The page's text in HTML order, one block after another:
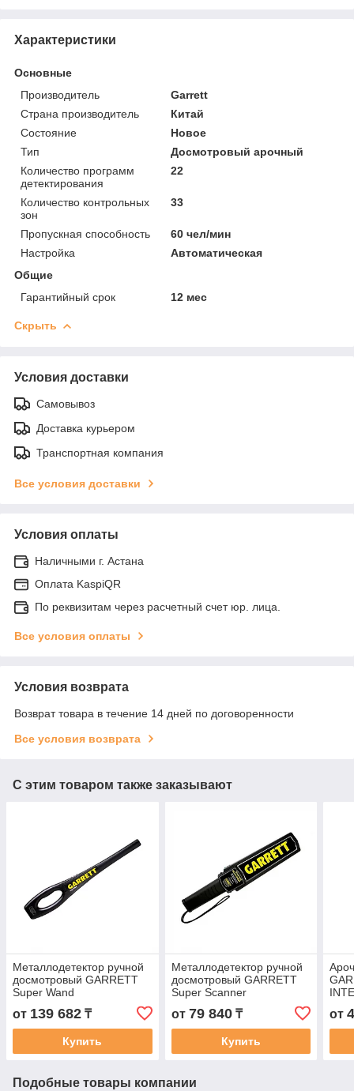
Характеристики
Основные
Производитель
Garrett
Страна производитель
Китай
Состояние
Новое
Тип
Досмотровый арочный
Количество программ
детектирования
22
Количество контрольных
зон
33
Пропускная способность
60 чел/мин
Настройка
Автоматическая
Общие
Гарантийный срок
12 мес
Скрыть
Условия доставки
Самовывоз
Доставка курьером
Транспортная компания
Все условия доставки
Условия оплаты
Наличными г. Астана
Оплата KaspiQR
По реквизитам через расчетный счет юр. лица.
Все условия оплаты
Условия возврата
Возврат товара в течение 14 дней по договоренности
Все условия возврата
С этим товаром также заказывают
Металлодетектор ручной
досмотровый GARRETT
Super Wand
от 139 682 ₸
Купить
Металлодетектор ручной
досмотровый GARRETT
Super Scanner
от 79 840₸
Купить
от
Подобные товары компании